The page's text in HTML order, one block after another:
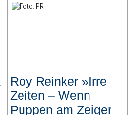
Roy Reinker »Irre
Zeiten – Wenn
Puppen am Zeiger